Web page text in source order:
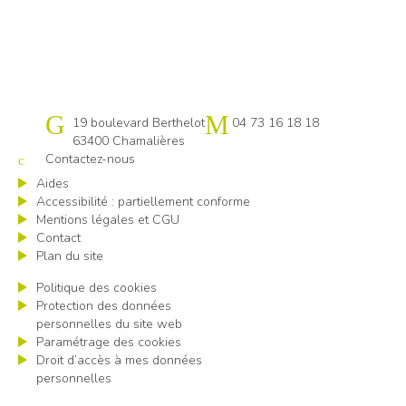
Cap emploi 63
19 boulevard Berthelot
63400 Chamalières
04 73 16 18 18
Contactez-nous
Aides
Accessibilité : partiellement conforme
Mentions légales et CGU
Contact
Plan du site
Politique des cookies
Protection des données
personnelles du site web
Paramétrage des cookies
Droit d’accès à mes données
personnelles